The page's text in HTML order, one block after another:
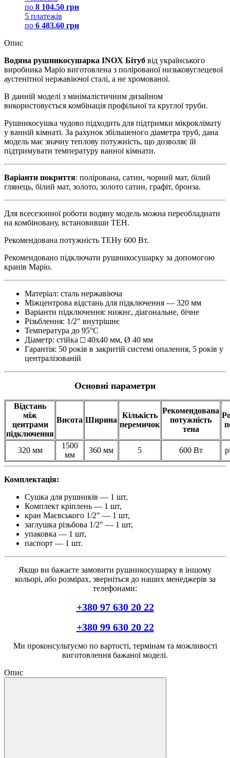
по 8 104.50 грн
5 платежів
по 6 483.60 грн
Опис
Водяна рушникосушарка INOX Бітуб від українського
виробника Маріо виготовлена з полірованої низьковуглецевої
аустенітної нержавіючої сталі, а не хромованої.
В данній моделі з мінімалістичним дизайном
використовується комбінація профільної та круглої труби.
Рушникосушка чудово підходить для підтримки мікроклімату
у ванній кімнаті. За рахунок збільшеного діаметра труб, дана
модель має значну теплову потужність, що дозволяє їй
підтримувати температуру ванної кімнати.
Варіанти покриття: полірована, сатин, чорний мат, білий
глянець, білий мат, золото, золото сатин, графіт, бронза.
Для всесезонної роботи водяну модель можна переобладнати
на комбіновану, встановивши ТЕН.
Рекомендована потужність ТЕНу 600 Вт.
Рекомендовано підключати рушникосушарку за допомогою
кранів Маріо.
Матеріал: сталь нержавіюча
Міжцентрова відстань для підключення — 320 мм
Варіанти підключення: нижнє, діагональне, бічне
Різьблення: 1/2" внутрішнє
Температура до 95°С
Діаметр: стійка □ 40х40 мм, Ø 40 мм
Гарантія: 50 років в закритій системі опалення, 5 років у
централізованій
Основні параметри
Відстань
між
центрами
підключення
Висота Ширина
Кількість
перемичок
Рекомендована
потужність
тена
320 мм
1500
мм
360 мм 5 600 Вт
Комплектація:
Сушка для рушників — 1 шт,
Комплект кріплень — 1 шт,
кран Маєвського 1/2" — 1 шт,
заглушка різьбова 1/2" — 1 шт,
упаковка — 1 шт,
паспорт — 1 шт.
Якщо ви бажаєте замовити рушникосушарку в іншому
кольорі, або розмірах, зверніться до наших менеджерів за
телефонами:
+380 97 630 20 22
+380 99 630 20 22
Ми проконсультуємо по вартості, термінам та можливості
виготовлення бажаної моделі.
Опис